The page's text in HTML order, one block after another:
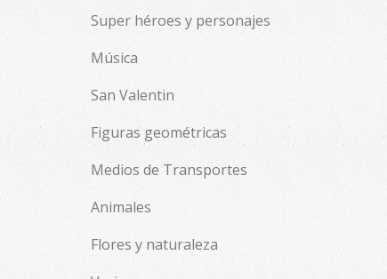
Super héroes y personajes
Música
San Valentin
Figuras geométricas
Medios de Transportes
Animales
Flores y naturaleza